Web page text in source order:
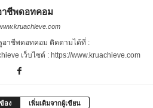
าชีพดอทคอม
อาชีพดอทคอม ติดตามได้ที่ :
เว็บไซต์ : https://www.kruachieve.com
อง เพิ่มเติมจากผู้เขียน